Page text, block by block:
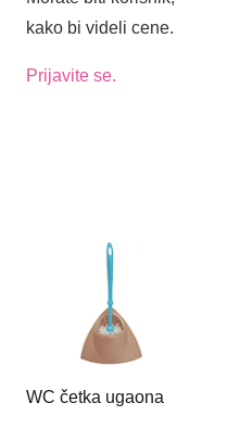
kako bi videli cene.
Prijavite se.
WC četka ugaona